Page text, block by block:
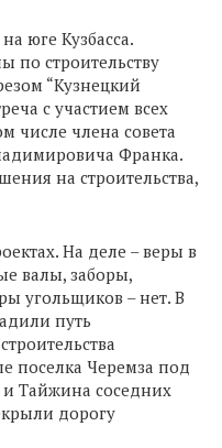
юге Кузбасса.
по строительству
“Кузнецкий
с участием всех
числе члена совета
Франка.
на строительства,
На деле – веры в
валы, заборы,
угольщиков – нет. В
путь
поселка Черемза под
Тайжина соседних
дорогу